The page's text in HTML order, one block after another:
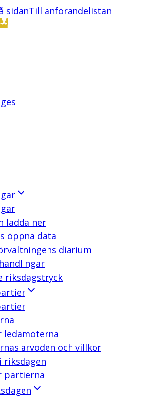
sidanTill anförandelistan
ladda ner
öppna data
diarium
riksdagstryck
ledamöterna
arvoden och villkor
riksdagen
partierna